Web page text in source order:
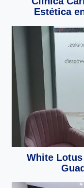
Estética
White